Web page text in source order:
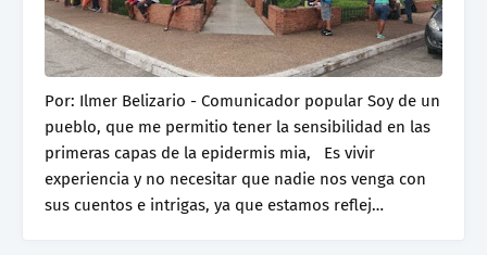
Por: Ilmer Belizario - Comunicador popular Soy de un
pueblo, que me permitio tener la sensibilidad en las
primeras capas de la epidermis mia, Es vivir
experiencia y no necesitar que nadie nos venga con
sus cuentos e intrigas, ya que estamos reflej…